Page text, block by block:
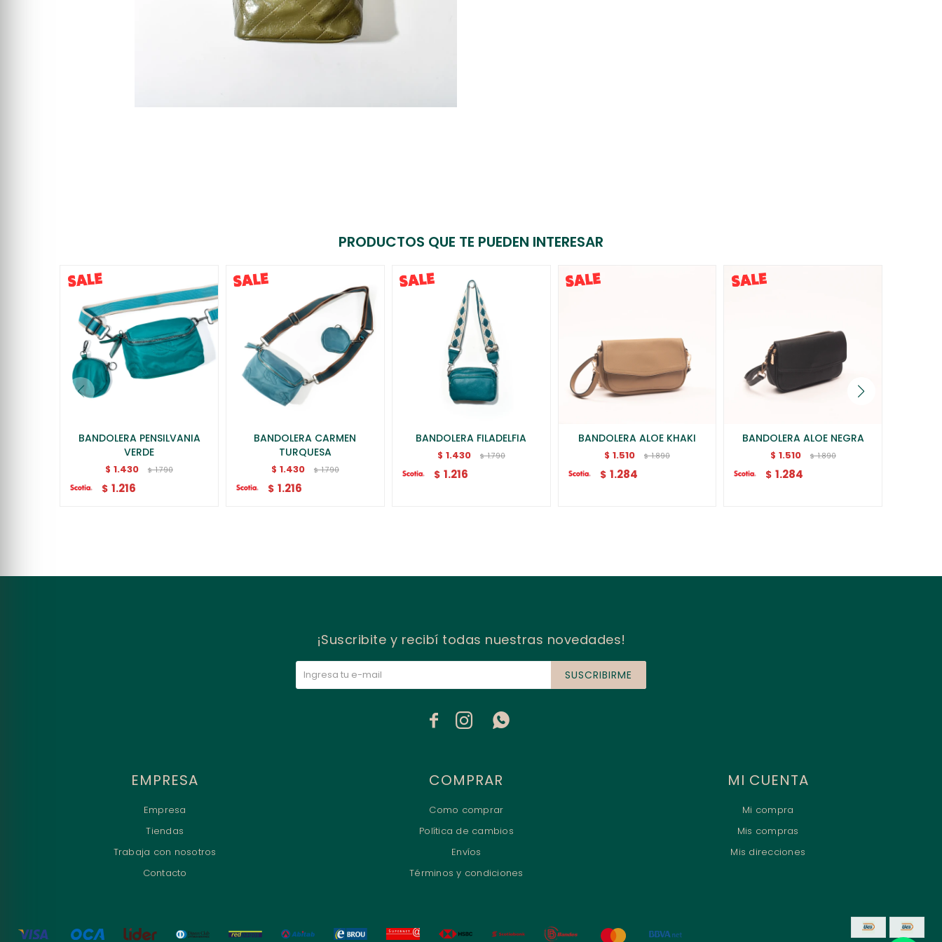
PRODUCTOS QUE TE PUEDEN INTERESAR
BANDOLERA PENSILVANIA
VERDE
$ 1.430 $ 1.790
$ 1.216
BANDOLERA CARMEN
TURQUESA
$ 1.430 $ 1.790
$ 1.216
BANDOLERA FILADELFIA
$ 1.430 $ 1.790
$ 1.216
BANDOLERA ALOE KHAKI
$ 1.510 $ 1.890
$ 1.284
BANDOLERA ALOE NEGRA
$ 1.510 $ 1.890
$ 1.284
EMPRESA
Empresa
Tiendas
Trabaja con nosotros
Contacto
COMPRAR
Como comprar
Política de cambios
Envíos
Términos y condiciones
MI CUENTA
Mi compra
Mis compras
Mis direcciones
¡Suscribite y recibí todas nuestras novedades!
SUSCRIBIRME
  